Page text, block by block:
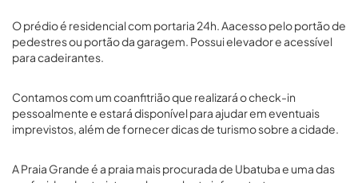
O prédio é residencial com portaria 24h. Aacesso pelo portão de
pedestres ou portão da garagem. Possui elevador e acessível
para cadeirantes.
Contamos com um coanfitrião que realizará o check-in
pessoalmente e estará disponível para ajudar em eventuais
imprevistos, além de fornecer dicas de turismo sobre a cidade.
A Praia Grande é a praia mais procurada de Ubatuba e uma das